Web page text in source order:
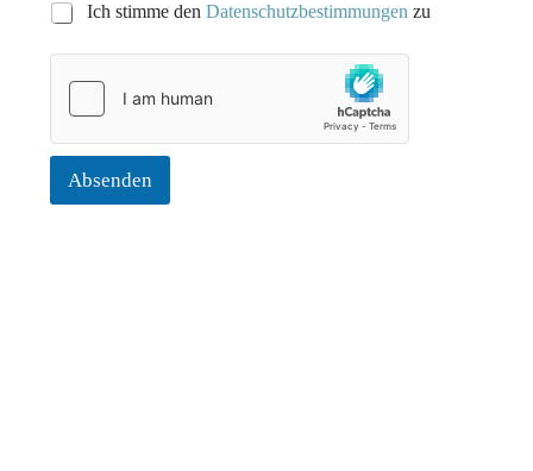
Ich stimme den Datenschutzbestimmungen zu
Absenden